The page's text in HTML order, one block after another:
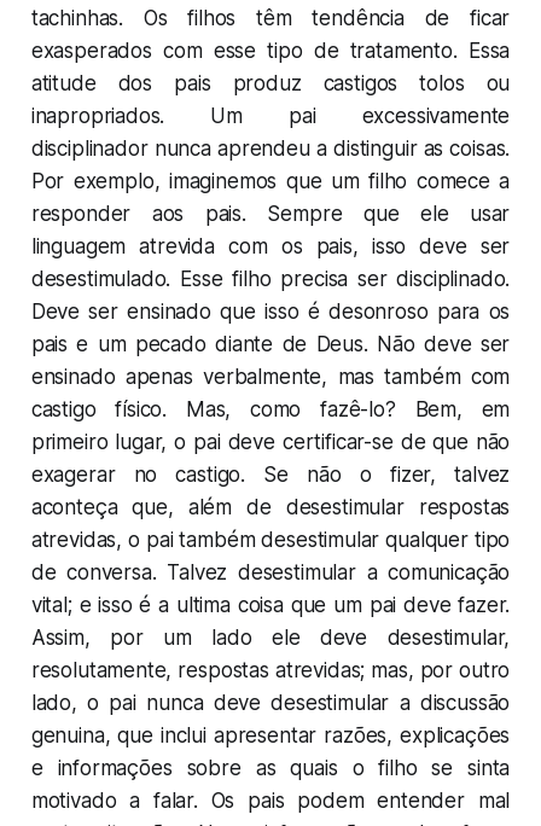
tachinhas. Os filhos têm tendência de ficar
exasperados com esse tipo de tratamento. Essa
atitude dos pais produz castigos tolos ou
inapropriados. Um pai excessivamente
disciplinador nunca aprendeu a distinguir as coisas.
Por exemplo, imaginemos que um filho comece a
responder aos pais. Sempre que ele usar
linguagem atrevida com os pais, isso deve ser
desestimulado. Esse filho precisa ser disciplinado.
Deve ser ensinado que isso é desonroso para os
pais e um pecado diante de Deus. Não deve ser
ensinado apenas verbalmente, mas também com
castigo físico. Mas, como fazê-lo? Bem, em
primeiro lugar, o pai deve certificar-se de que não
exagerar no castigo. Se não o fizer, talvez
aconteça que, além de desestimular respostas
atrevidas, o pai também desestimular qualquer tipo
de conversa. Talvez desestimular a comunicação
vital; e isso é a ultima coisa que um pai deve fazer.
Assim, por um lado ele deve desestimular,
resolutamente, respostas atrevidas; mas, por outro
lado, o pai nunca deve desestimular a discussão
genuina, que inclui apresentar razões, explicações
e informações sobre as quais o filho se sinta
motivado a falar. Os pais podem entender mal